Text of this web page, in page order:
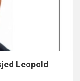
Leopold